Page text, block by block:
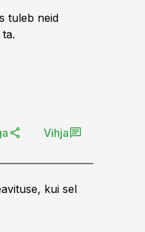
tuleb neid
Vihja
kui sel